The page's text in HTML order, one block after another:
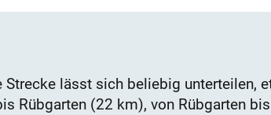
lässt sich beliebig unterteilen,
Rübgarten (22 km), von Rübgarten